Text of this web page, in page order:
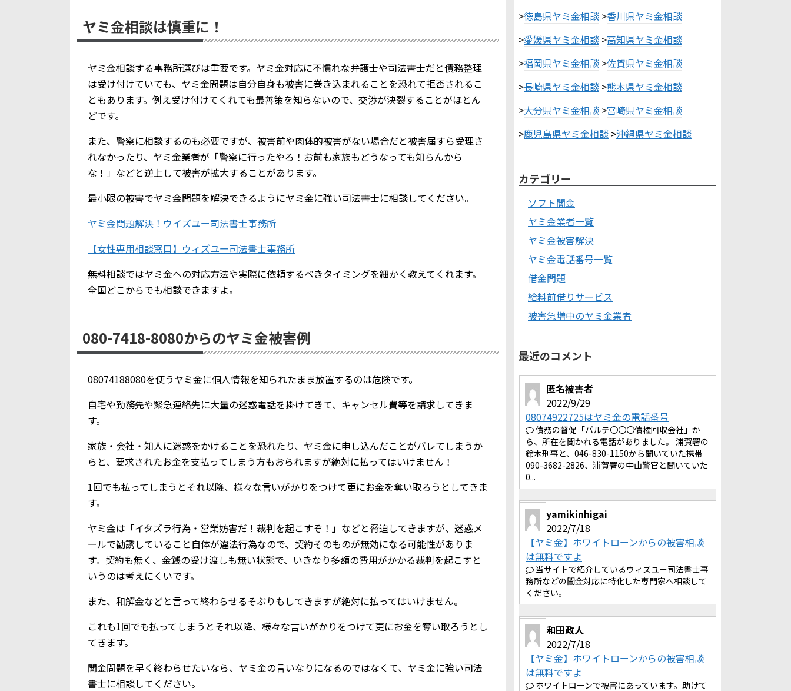
ヤミ金相談は慎重に！
ヤミ金相談する事務所選びは重要です。ヤミ金対応に不慣れな弁護士や司法書士だと債務整理
は受け付けていても、ヤミ金問題は自分自身も被害に巻き込まれることを恐れて拒否されるこ
ともあります。例え受け付けてくれても最善策を知らないので、交渉が決裂することがほとん
どです。
また、警察に相談するのも必要ですが、被害前や肉体的被害がない場合だと被害届すら受理さ
れなかったり、ヤミ金業者が「警察に行ったやろ！お前も家族もどうなっても知らんから
な！」などと逆上して被害が拡大することがあります。
最小限の被害でヤミ金問題を解決できるようにヤミ金に強い司法書士に相談してください。
ヤミ金問題解決！ウイズユー司法書士事務所
【女性専用相談窓口】ウィズユー司法書士事務所
無料相談ではヤミ金への対応方法や実際に依頼するべきタイミングを細かく教えてくれます。
全国どこからでも相談できますよ。
080-7418-8080からのヤミ金被害例
08074188080を使うヤミ金に個人情報を知られたまま放置するのは危険です。
自宅や勤務先や緊急連絡先に大量の迷惑電話を掛けてきて、キャンセル費等を請求してきま
す。
家族・会社・知人に迷惑をかけることを恐れたり、ヤミ金に申し込んだことがバレてしまうか
らと、要求されたお金を支払ってしまう方もおられますが絶対に払ってはいけません！
1回でも払ってしまうとそれ以降、様々な言いがかりをつけて更にお金を奪い取ろうとしてきま
す。
ヤミ金は「イタズラ行為・営業妨害だ！裁判を起こすぞ！」などと脅迫してきますが、迷惑メ
ールで勧誘していること自体が違法行為なので、契約そのものが無効になる可能性がありま
す。契約も無く、金銭の受け渡しも無い状態で、いきなり多額の費用がかかる裁判を起こすと
いうのは考えにくいです。
また、和解金などと言って終わらせるそぶりもしてきますが絶対に払ってはいけません。
これも1回でも払ってしまうとそれ以降、様々な言いがかりをつけて更にお金を奪い取ろうとし
てきます。
闇金問題を早く終わらせたいなら、ヤミ金の言いなりになるのではなくて、ヤミ金に強い司法
書士に相談してください。
>徳島県ヤミ金相談 >香川県ヤミ金相談
>愛媛県ヤミ金相談 >高知県ヤミ金相談
>福岡県ヤミ金相談 >佐賀県ヤミ金相談
>長崎県ヤミ金相談 >熊本県ヤミ金相談
>大分県ヤミ金相談 >宮崎県ヤミ金相談
>鹿児島県ヤミ金相談 >沖縄県ヤミ金相談
カテゴリー
ソフト闇金
ヤミ金業者一覧
ヤミ金被害解決
ヤミ金電話番号一覧
借金問題
給料前借りサービス
被害急増中のヤミ金業者
最近のコメント
匿名被害者
2022/9/29
08074922725はヤミ金の電話番号
債務の督促「パルテ〇〇〇債権回収会社」か
ら、所在を聞かれる電話がありました。 浦賀署の
鈴木刑事と、046-830-1150から聞いていた携帯
090-3682-2826、浦賀署の中山警官と聞いていた
0...
yamikinhigai
2022/7/18
【ヤミ金】ホワイトローンからの被害相談
は無料ですよ
当サイトで紹介しているウィズユー司法書士事
務所などの闇金対応に特化した専門家へ相談して
ください。
和田政人
2022/7/18
【ヤミ金】ホワイトローンからの被害相談
は無料ですよ
ホワイトローンで被害にあっています。助けて